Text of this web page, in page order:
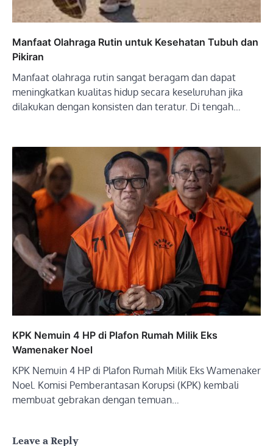
Manfaat Olahraga Rutin untuk Kesehatan Tubuh dan
Pikiran
Manfaat olahraga rutin sangat beragam dan dapat
meningkatkan kualitas hidup secara keseluruhan jika
dilakukan dengan konsisten dan teratur. Di tengah…
KPK Nemuin 4 HP di Plafon Rumah Milik Eks
Wamenaker Noel
KPK Nemuin 4 HP di Plafon Rumah Milik Eks Wamenaker
Noel. Komisi Pemberantasan Korupsi (KPK) kembali
membuat gebrakan dengan temuan…
Leave a Reply